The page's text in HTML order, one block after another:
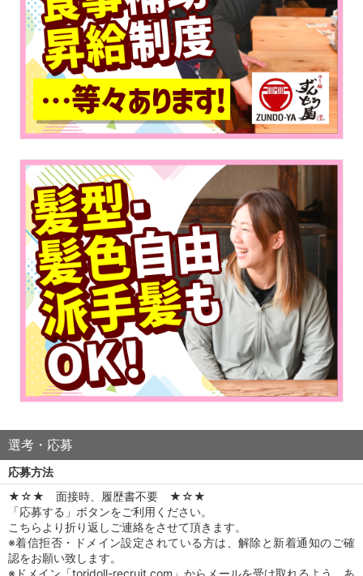
選考・応募
応募方法
★☆★ 面接時、履歴書不要 ★☆★
「応募する」ボタンをご利用ください。
こちらより折り返しご連絡をさせて頂きます。
※着信拒否・ドメイン設定されている方は、解除と新着通知のご確
認をお願い致します。
※ドメイン「toridoll-recruit.com」からメールを受け取れるよう、あ